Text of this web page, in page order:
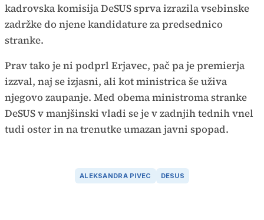
kadrovska komisija DeSUS sprva izrazila vsebinske
zadržke do njene kandidature za predsednico
stranke.
Prav tako je ni podprl Erjavec, pač pa je premierja
izzval, naj se izjasni, ali kot ministrica še uživa
njegovo zaupanje. Med obema ministroma stranke
DeSUS v manjšinski vladi se je v zadnjih tednih vnel
tudi oster in na trenutke umazan javni spopad.
ALEKSANDRA PIVEC DESUS